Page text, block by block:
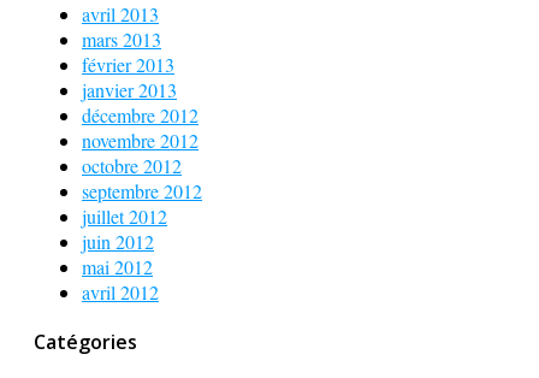
avril 2013
mars 2013
février 2013
janvier 2013
décembre 2012
novembre 2012
octobre 2012
septembre 2012
juillet 2012
juin 2012
mai 2012
avril 2012
Catégories